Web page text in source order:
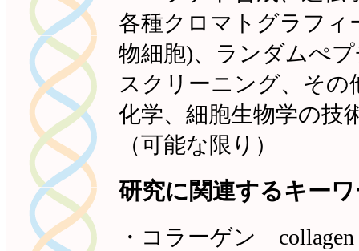
各種クロマトグラフィ
物細胞)、ランダムぺ
スクリーニング、そ
化学、細胞生物学の技
（可能な限り）
研究に関連するキー
・コラーゲン collagen